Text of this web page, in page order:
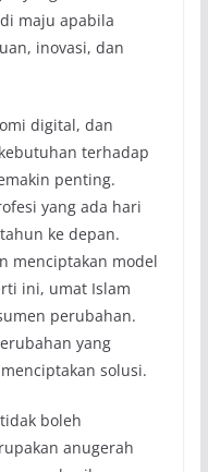
maju apabila
inovasi, dan
digital, dan
terhadap
penting.
yang ada hari
ke depan.
menciptakan model
ini, umat Islam
perubahan.
yang
solusi.
boleh
anugerah